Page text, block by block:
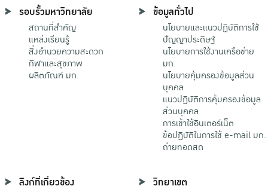
รอบรั้วมหาวิทยาลัย
สถานที่สำคัญ
แหล่งเรียนรู้
สิ่งอำนวยความสะดวก
กีฬาและสุขภาพ
ผลิตภัณฑ์ มก.
ข้อมูลทั่วไป
นโยบายและแนวปฏิบัติการใช้
ปัญญาประดิษฐ์
นโยบายการใช้งานเครือข่าย
มก.
นโยบายคุ้มครองข้อมูลส่วน
บุคคล
แนวปฏิบัติการคุ้มครองข้อมูล
ส่วนบุคคล
การเข้าใช้อินเตอร์เน็ต
ข้อปฏิบัติในการใช้ e-mail มก.
ถ่ายทอดสด
ลิงก์ที่เกี่ยวข้อง วิทยาเขต